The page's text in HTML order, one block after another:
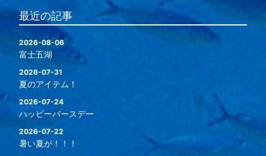
最近の記事
2026-08-06
富士五湖
2026-07-31
夏のアイテム！
2026-07-24
ハッピーバースデー
2026-07-22
暑い夏が！！！